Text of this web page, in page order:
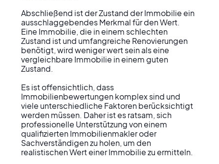
Abschließend ist der Zustand der Immobilie ein
ausschlaggebendes Merkmal für den Wert.
Eine Immobilie, die in einem schlechten
Zustand ist und umfangreiche Renovierungen
benötigt, wird weniger wert sein als eine
vergleichbare Immobilie in einem guten
Zustand.
Es ist offensichtlich, dass
Immobilienbewertungen komplex sind und
viele unterschiedliche Faktoren berücksichtigt
werden müssen. Daher ist es ratsam, sich
professionelle Unterstützung von einem
qualifizierten Immobilienmakler oder
Sachverständigen zu holen, um den
realistischen Wert einer Immobilie zu ermitteln.